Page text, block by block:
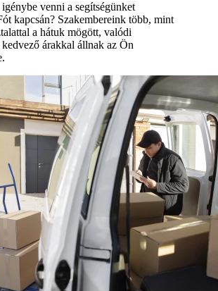
venni a segítségünket
kapcsán? Szakembereink több, mint
a hátuk mögött, valódi
kedvező árakkal állnak az Ön